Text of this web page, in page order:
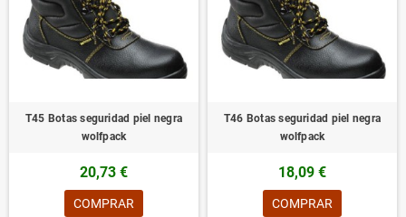
T45 Botas seguridad piel negra
wolfpack
20,73 €
COMPRAR
T46 Botas seguridad piel negra
wolfpack
18,09 €
COMPRAR